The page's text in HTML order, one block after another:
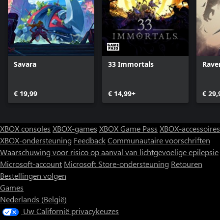
Wizard of Legend!
Savara
€ 19,99
33 Immortals
€ 14,99+ €
XBOX consoles XBOX-games XBOX Game Pass XBOX-accessoires
XBOX-ondersteuning FeedbackCommunautaire voorschriften
Waarschuwing voor risico op aanval van lichtgevoelige epilepsie
Microsoft-account Microsoft Store-ondersteuning Retouren
Bestellingen volgen
Games
Nederlands (België)
Uw Californië privacykeuzes